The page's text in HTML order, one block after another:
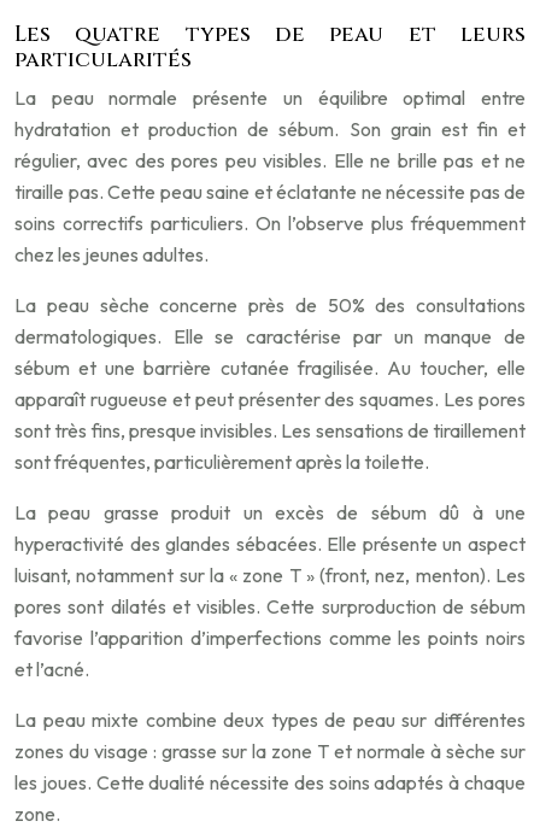
Les quatre types de peau et leurs
particularités
La peau normale présente un équilibre optimal entre
hydratation et production de sébum. Son grain est fin et
régulier, avec des pores peu visibles. Elle ne brille pas et ne
tiraille pas. Cette peau saine et éclatante ne nécessite pas de
soins correctifs particuliers. On l’observe plus fréquemment
chez les jeunes adultes.
La peau sèche concerne près de 50% des consultations
dermatologiques. Elle se caractérise par un manque de
sébum et une barrière cutanée fragilisée. Au toucher, elle
apparaît rugueuse et peut présenter des squames. Les pores
sont très fins, presque invisibles. Les sensations de tiraillement
sont fréquentes, particulièrement après la toilette.
La peau grasse produit un excès de sébum dû à une
hyperactivité des glandes sébacées. Elle présente un aspect
luisant, notamment sur la « zone T » (front, nez, menton). Les
pores sont dilatés et visibles. Cette surproduction de sébum
favorise l’apparition d’imperfections comme les points noirs
et l’acné.
La peau mixte combine deux types de peau sur différentes
zones du visage : grasse sur la zone T et normale à sèche sur
les joues. Cette dualité nécessite des soins adaptés à chaque
zone.